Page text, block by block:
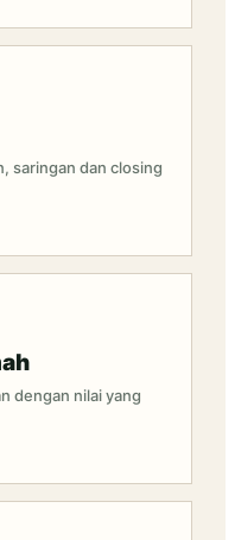
saringan dan closing
dengan nilai yang